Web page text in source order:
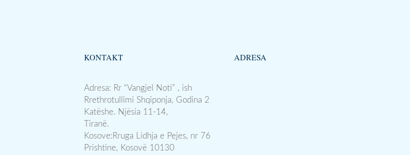
KONTAKT
Adresa: Rr “Vangjel Noti” , ish
Rrethrotullimi Shqiponja, Godina 2
Katëshe. Njësia 11-14,
Tiranë.
Kosove:Rruga Lidhja e Pejes, nr 76
Prishtine, Kosovë 10130
ADRESA